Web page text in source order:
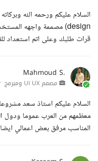
قرات طلبك وعلى اتم استعداد
Mahmoud S.
مصمم UI UX ومبرمج
السلام عليكم استاذ سعد
معظمهم من العرب عموما
المناسب مرفق بعض اعمالي